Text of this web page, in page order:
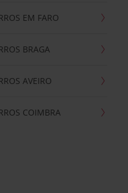
EM FARO
BRAGA
AVEIRO
COIMBRA